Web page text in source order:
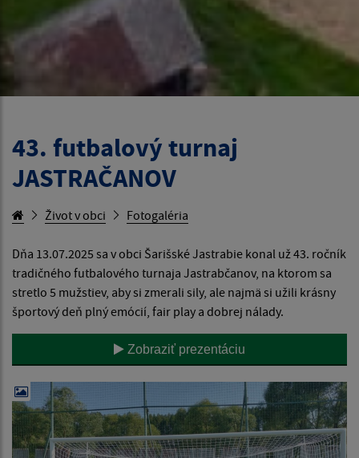
43. futbalový turnaj
JASTRAČANOV
Život v obci Fotogaléria
Dňa 13.07.2025 sa v obci Šarišské Jastrabie konal už 43. ročník
tradičného futbalového turnaja Jastrabčanov, na ktorom sa
stretlo 5 mužstiev, aby si zmerali sily, ale najmä si užili krásny
športový deň plný emócií, fair play a dobrej nálady.
Zobraziť prezentáciu